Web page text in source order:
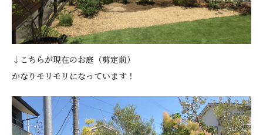
↓こちらが現在のお庭（剪定前）
かなりモリモリになっています！